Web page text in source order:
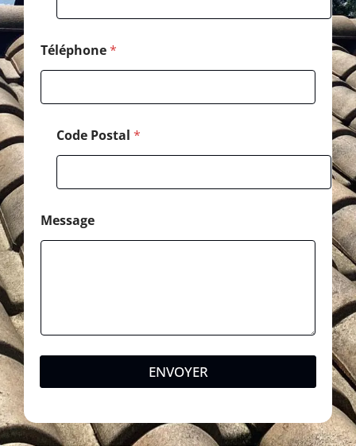
Téléphone*
Code Postal *
Message
ENVOYER